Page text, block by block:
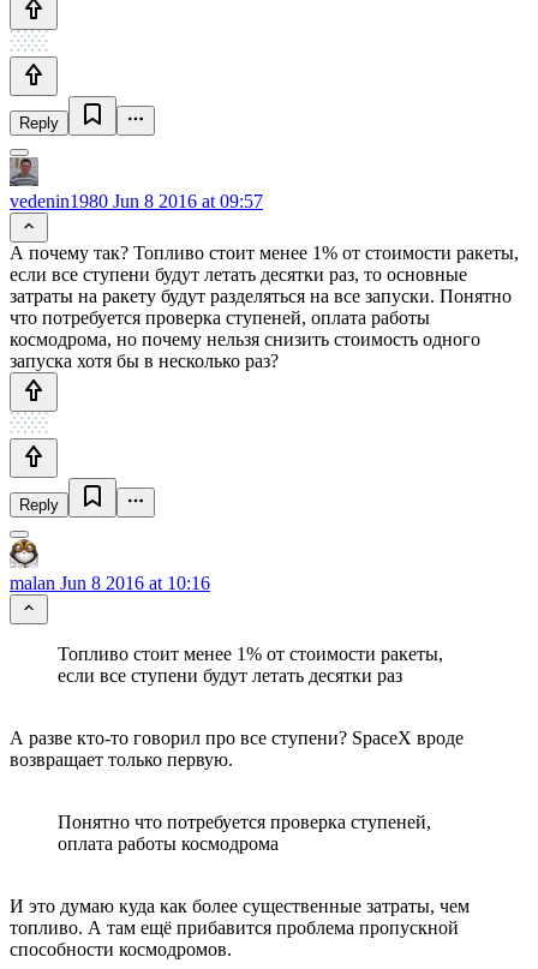
Reply
vedenin1980 Jun 8 2016 at 09:57
А почему так? Топливо стоит менее 1% от стоимости ракеты,
если все ступени будут летать десятки раз, то основные
затраты на ракету будут разделяться на все запуски. Понятно
что потребуется проверка ступеней, оплата работы
космодрома, но почему нельзя снизить стоимость одного
запуска хотя бы в несколько раз?
Reply
malan Jun 8 2016 at 10:16
Топливо стоит менее 1% от стоимости ракеты,
если все ступени будут летать десятки раз
А разве кто-то говорил про все ступени? SpaceX вроде
возвращает только первую.
Понятно что потребуется проверка ступеней,
оплата работы космодрома
И это думаю куда как более существенные затраты, чем
топливо. А там ещё прибавится проблема пропускной
способности космодромов.